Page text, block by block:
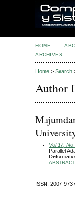
HOME
ARCHIVES
Home > Search
Author
Vol 17,
Parallel
ABSTRACT
ISSN: 2007-9737